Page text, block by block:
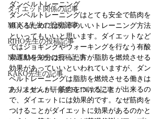
ダイエット関係の記事
MOKA先生の投稿記事
RIHO先生の投稿記事
NANAMI先生の投稿記事
KAKO先生の記事
アシスタント研修生SEINAの記事
ダンベルトレーニング
ダンベルトレーニングはとても安全で筋肉を
鍛えるためには効率のいいトレーニング方法
といってもいいと思います。ダイエットなど
ではジョギングやウォーキングを行なう有酸
素運動を30分は行った方が脂肪を燃焼させる
効果があっていいといわれていますが、ダン
ベルトレーニングは脂肪を燃焼させる働きは
ありませんが、筋肉をつけることが出来るの
で、ダイエットには効果的です。なぜ筋肉を
つけることがダイエットに効果があるのかと